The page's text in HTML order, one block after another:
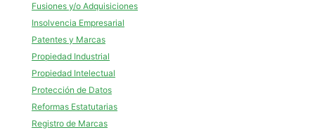
Fusiones y/o Adquisiciones
Insolvencia Empresarial
Patentes y Marcas
Propiedad Industrial
Propiedad Intelectual
Protección de Datos
Reformas Estatutarias
Registro de Marcas